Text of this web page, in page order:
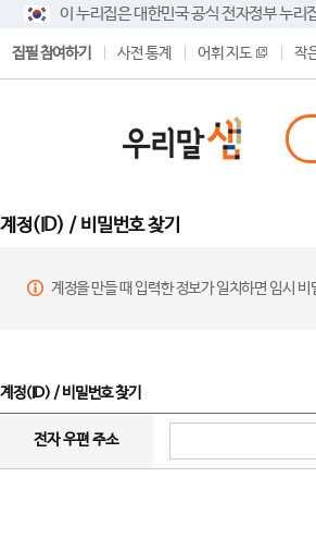
이 누리집은 대한민국 공식 전자정부 누리
집필 참여하기 사전 통계 어휘 지도 작
계정(ID) / 비밀번호 찾기
계정을 만들 때 입력한 정보가 일치하면 임시
계정(ID) / 비밀번호 찾기
전자 우편 주소